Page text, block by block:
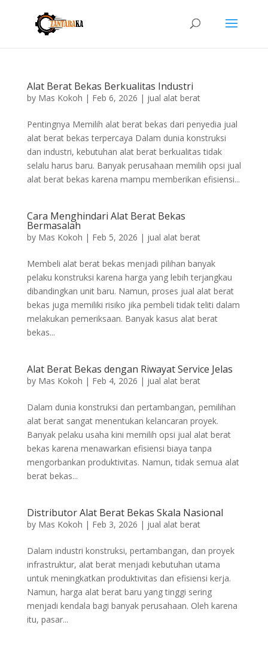
Alat Berat Bekas Berkualitas Industri
by Mas Kokoh | Feb 6, 2026 | jual alat berat
Pentingnya Memilih alat berat bekas dari penyedia jual
alat berat bekas terpercaya Dalam dunia konstruksi
dan industri, kebutuhan alat berat berkualitas tidak
selalu harus baru. Banyak perusahaan memilih opsi jual
alat berat bekas karena mampu memberikan efisiensi...
Cara Menghindari Alat Berat Bekas
Bermasalah
by Mas Kokoh | Feb 5, 2026 | jual alat berat
Membeli alat berat bekas menjadi pilihan banyak
pelaku konstruksi karena harga yang lebih terjangkau
dibandingkan unit baru. Namun, proses jual alat berat
bekas juga memiliki risiko jika pembeli tidak teliti dalam
melakukan pemeriksaan. Banyak kasus alat berat
bekas...
Alat Berat Bekas dengan Riwayat Service Jelas
by Mas Kokoh | Feb 4, 2026 | jual alat berat
Dalam dunia konstruksi dan pertambangan, pemilihan
alat berat sangat menentukan kelancaran proyek.
Banyak pelaku usaha kini memilih opsi jual alat berat
bekas karena menawarkan efisiensi biaya tanpa
mengorbankan produktivitas. Namun, tidak semua alat
berat bekas...
Distributor Alat Berat Bekas Skala Nasional
by Mas Kokoh | Feb 3, 2026 | jual alat berat
Dalam industri konstruksi, pertambangan, dan proyek
infrastruktur, alat berat menjadi kebutuhan utama
untuk meningkatkan produktivitas dan efisiensi kerja.
Namun, harga alat berat baru yang tinggi sering
menjadi kendala bagi banyak perusahaan. Oleh karena
itu, pasar...